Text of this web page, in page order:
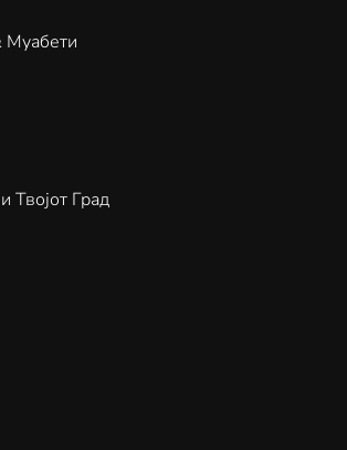
Муабети
Твојот Град